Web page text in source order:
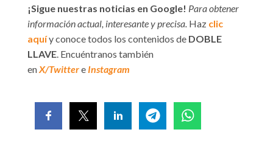
¡Sigue nuestras noticias en Google! Para obtener
información actual, interesante y precisa. Haz clic
aquíy conoce todos los contenidos de DOBLE
LLAVE. Encuéntranos también
enX/Twittere Instagram